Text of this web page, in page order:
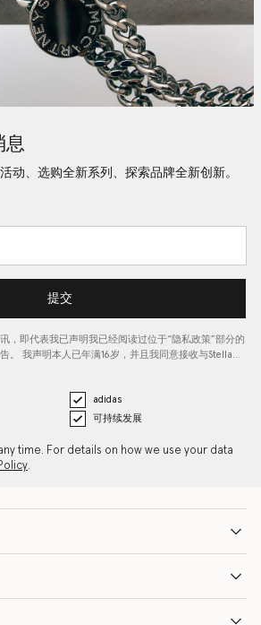
息
动、选购全新系列、探索品牌全新创新。
提交
，即代表我已声明我已经阅读过位于“ 隐私政策”部分的
。 我声明本人已年满16岁，并且我同意接收与Stella…
adidas
可持续发展
time. For details on how we use your data
.